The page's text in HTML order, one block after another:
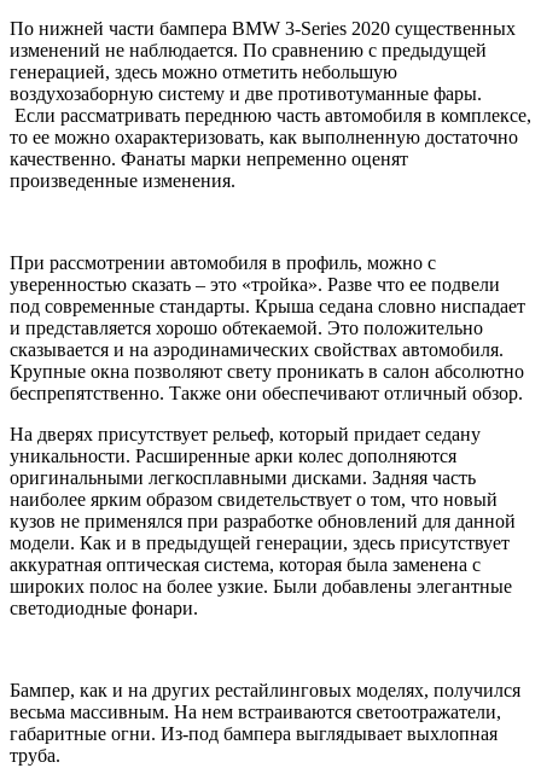
По нижней части бампера BMW 3-Series 2020 существенных
изменений не наблюдается. По сравнению с предыдущей
генерацией, здесь можно отметить небольшую
воздухозаборную систему и две противотуманные фары.
Если рассматривать переднюю часть автомобиля в комплексе,
то ее можно охарактеризовать, как выполненную достаточно
качественно. Фанаты марки непременно оценят
произведенные изменения.
При рассмотрении автомобиля в профиль, можно с
уверенностью сказать – это «тройка». Разве что ее подвели
под современные стандарты. Крыша седана словно ниспадает
и представляется хорошо обтекаемой. Это положительно
сказывается и на аэродинамических свойствах автомобиля.
Крупные окна позволяют свету проникать в салон абсолютно
беспрепятственно. Также они обеспечивают отличный обзор.
На дверях присутствует рельеф, который придает седану
уникальности. Расширенные арки колес дополняются
оригинальными легкосплавными дисками. Задняя часть
наиболее ярким образом свидетельствует о том, что новый
кузов не применялся при разработке обновлений для данной
модели. Как и в предыдущей генерации, здесь присутствует
аккуратная оптическая система, которая была заменена с
широких полос на более узкие. Были добавлены элегантные
светодиодные фонари.
Бампер, как и на других рестайлинговых моделях, получился
весьма массивным. На нем встраиваются светоотражатели,
габаритные огни. Из-под бампера выглядывает выхлопная
труба.